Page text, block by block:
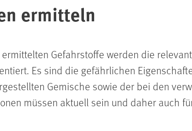
ermitteln
Gefahrstoffe werden die
Es sind die gefährlichen
Gemische sowie der bei den
müssen aktuell sein und daher auch